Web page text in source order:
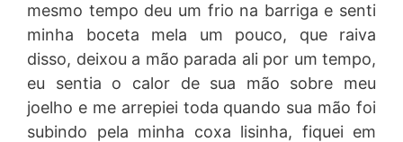
mesmo tempo deu um frio na barriga e senti
minha boceta mela um pouco, que raiva
disso, deixou a mão parada ali por um tempo,
eu sentia o calor de sua mão sobre meu
joelho e me arrepiei toda quando sua mão foi
subindo pela minha coxa lisinha, fiquei em